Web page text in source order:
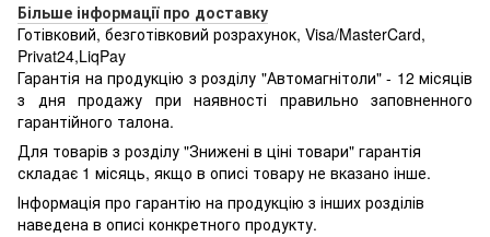
Більше інформації про доставку
Готівковий, безготівковий розрахунок, Visa/MasterCard,
Privat24,LiqPay
Гарантія на продукцію з розділу "Автомагнітоли" - 12 місяців
з дня продажу при наявності правильно заповненного
гарантійного талона.
Для товарів з розділу "Знижені в ціні товари" гарантія
складає 1 місяць, якщо в описі товару не вказано інше.
Інформація про гарантію на продукцію з інших розділів
наведена в описі конкретного продукту.